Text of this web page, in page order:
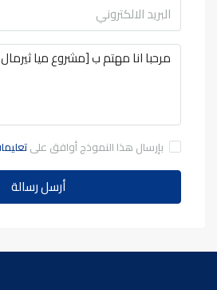
بإرسال هذا النموذج أوافق على
أرسل رسالة